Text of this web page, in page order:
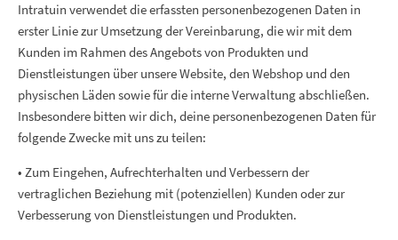
Intratuin verwendet die erfassten personenbezogenen Daten in
erster Linie zur Umsetzung der Vereinbarung, die wir mit dem
Kunden im Rahmen des Angebots von Produkten und
Dienstleistungen über unsere Website, den Webshop und den
physischen Läden sowie für die interne Verwaltung abschließen.
Insbesondere bitten wir dich, deine personenbezogenen Daten für
folgende Zwecke mit uns zu teilen:
• Zum Eingehen, Aufrechterhalten und Verbessern der
vertraglichen Beziehung mit (potenziellen) Kunden oder zur
Verbesserung von Dienstleistungen und Produkten.